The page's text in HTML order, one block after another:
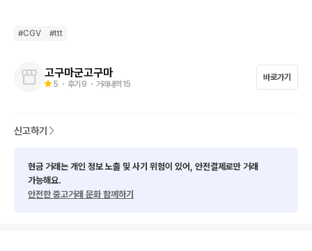
#CGV #ttt
고구마군고구마
5 ・ 후기 9 ・ 거래내역 15
바로가기
신고하기
현금 거래는 개인 정보 노출 및 사기 위험이 있어, 안전결제로만 거래
가능해요.
안전한 중고거래 문화 함께하기